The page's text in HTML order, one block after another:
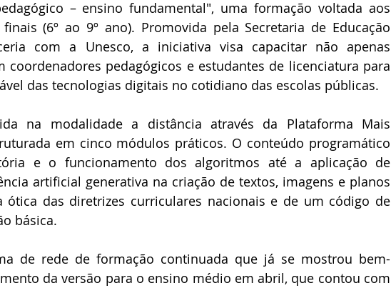
– ensino fundamental", uma formação voltada aos
(6º ao 9º ano). Promovida pela Secretaria de Educação
com a Unesco, a iniciativa visa capacitar não apenas
coordenadores pedagógicos e estudantes de licenciatura para
das tecnologias digitais no cotidiano das escolas públicas.
na modalidade a distância através da Plataforma Mais
em cinco módulos práticos. O conteúdo programático
e o funcionamento dos algoritmos até a aplicação de
artificial generativa na criação de textos, imagens e planos
ótica das diretrizes curriculares nacionais e de um código de
básica.
de rede de formação continuada que já se mostrou bem-
da versão para o ensino médio em abril, que contou com